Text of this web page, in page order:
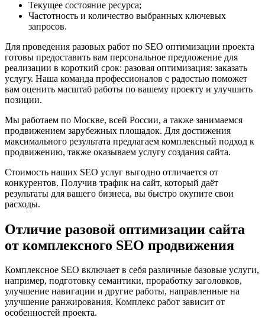
Текущее состояние ресурса;
Частотность и количество выбранных ключевых
запросов.
Для проведения разовых работ по SEO оптимизации проекта
готовы предоставить вам персональное предложение для
реализации в короткий срок: разовая оптимизация: заказать
услугу. Наша команда профессионалов с радостью поможет
вам оценить масштаб работы по вашему проекту и улучшить
позиции.
Мы работаем по Москве, всей России, а также занимаемся
продвижением зарубежных площадок. Для достижения
максимального результата предлагаем комплексный подход к
продвижению, также оказываем услугу создания сайта.
Стоимость наших SEO услуг выгодно отличается от
конкурентов. Получив трафик на сайт, который даёт
результаты для вашего бизнеса, вы быстро окупите свои
расходы.
Отличие разовой оптимизации сайта
от комплексного SEO продвижения
Комплексное SEO включает в себя различные базовые услуги,
например, подготовку семантики, проработку заголовков,
улучшение навигации и другие работы, направленные на
улучшение ранжирования. Комплекс работ зависит от
особенностей проекта.